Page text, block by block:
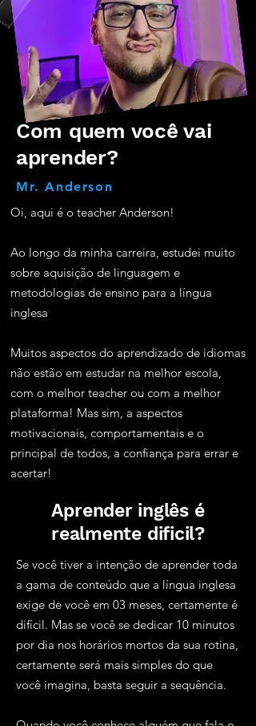
Com quem você vai
aprender?
Mr. Anderson
Oi, aqui é o teacher Anderson!
Ao longo da minha carreira, estudei muito
sobre aquisição de linguagem e
metodologias de ensino para a língua
inglesa
Muitos aspectos do aprendizado de idiomas
não estão em estudar na melhor escola,
com o melhor teacher ou com a melhor
plataforma! Mas sim, a aspectos
motivacionais, comportamentais e o
principal de todos, a confiança para errar e
acertar!
Aprender inglês é
realmente dificil?
Se você tiver a intenção de aprender toda
a gama de conteúdo que a língua inglesa
exige de você em 03 meses, certamente é
difícil. Mas se você se dedicar 10 minutos
por dia nos horários mortos da sua rotina,
certamente será mais simples do que
você imagina, basta seguir a sequência.